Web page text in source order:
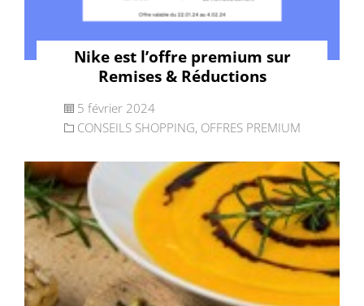
Nike est l’offre premium sur
Remises & Réductions
5 février 2024
CONSEILS SHOPPING, OFFRES PREMIUM